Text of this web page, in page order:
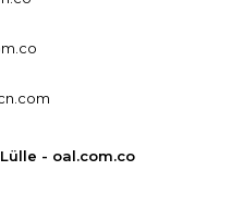
- oal.com.co